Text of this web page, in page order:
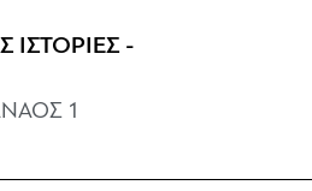
ΙΣΤΟΡΙΕΣ -
1